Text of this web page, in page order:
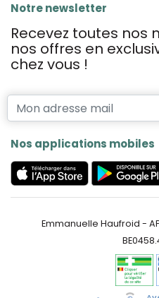
Notre newsletter
Recevez toutes nos
nos offres en
chez vous !
Nos applications mobiles
Emmanuelle Haufroid -